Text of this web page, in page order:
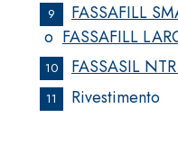
9 FASSAFILL
o FASSAFILL
10 FASSASIL
11 Rivestimento
Sistema
TERMICO
COLLANTI E
A 96 RESPHIRA